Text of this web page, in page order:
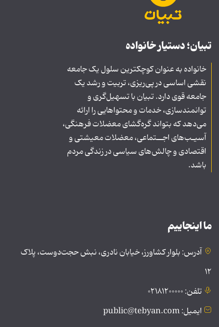
تبیان؛ دستیار خانواده
خانواده به عنوان کوچکترین سلول یک جامعه
نقشی اساسی در پی‌ریزی، تربیت و رشد یک
جامعه قوی دارد. تبیان با تسهیل‌گری و
توانمندسازی، خدمات و محتواهایی را ارائه
می‌دهد که بتواند گره‌گشای معضلات فرهنگی،
آسیـب‌های اجــتماعی، معضلات معیشتی و
اقتصادی و چالش‌های سیاسی در زندگی مردم
باشد.
ما اینجاییم
آدرس: بلوار کشاورز، خیابان نادری، نبش حجت‌دوست، پلاک
۱۲
تلفن: ۰۲۱۸۱۲۰۰۰۰۰
ایمیل: public@tebyan.com